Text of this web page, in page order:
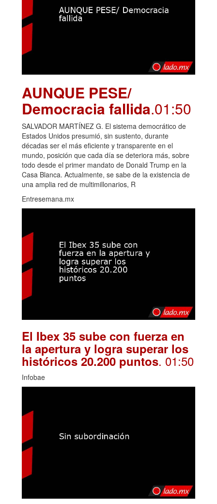
AUNQUE PESE/
Democracia fallida.01:50
SALVADOR MARTÍNEZ G. El sistema democrático de
Estados Unidos presumió, sin sustento, durante
décadas ser el más eficiente y transparente en el
mundo, posición que cada día se deteriora más, sobre
todo desde el primer mandato de Donald Trump en la
Casa Blanca. Actualmente, se sabe de la existencia de
una amplia red de multimillonarios, R
Entresemana.mx
El Ibex 35 sube con fuerza en
la apertura y logra superar los
históricos 20.200 puntos. 01:50
Infobae